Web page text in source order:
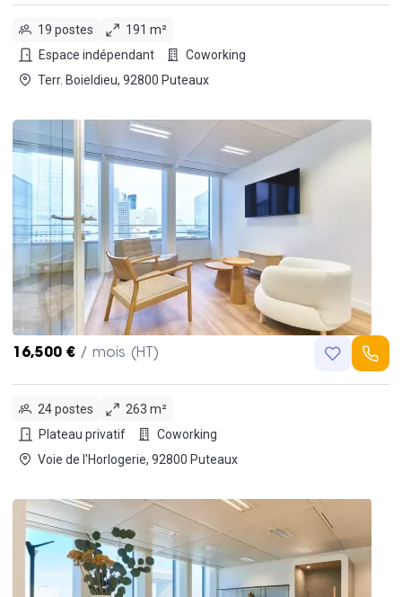
19 postes
191 m²
Espace indépendant
Coworking
Terr. Boieldieu, 92800 Puteaux
16,500 € / mois (HT)
24 postes
263 m²
Plateau privatif
Coworking
Voie de l'Horlogerie, 92800 Puteaux